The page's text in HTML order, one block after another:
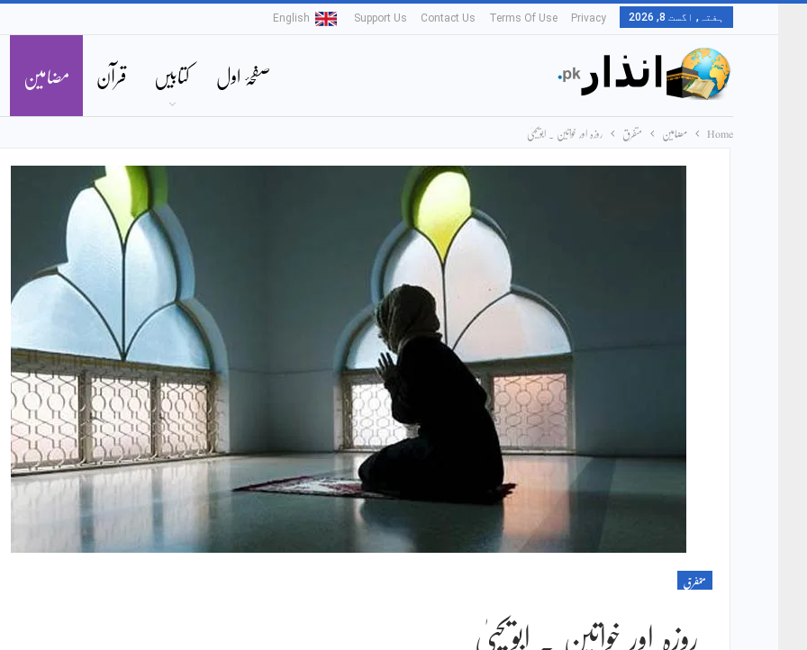
ہفتہ, اگست 8, 2026 Privacy
Terms Of Use
Contact Us
Support Us
English
صفحۂ اول کتابیں قرآن مضامین
Home مضامین متفرق روزہ اور خواتین ۔ ابویحییٰ
متفرق
روزہ اور خواتین ۔ ابویحییٰ